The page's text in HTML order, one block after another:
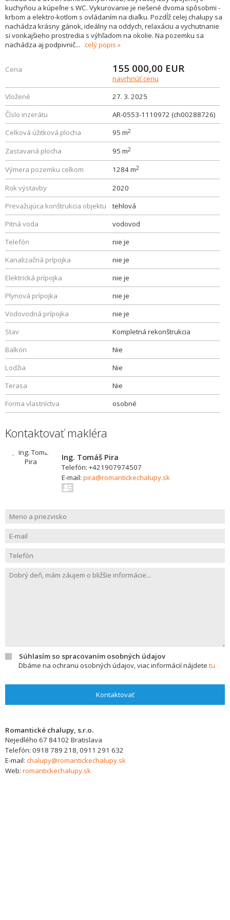
kuchyňou a kúpeľne s WC. Vykurovanie je riešené dvoma spôsobmi -
krbom a elektro-kotlom s ovládaním na diaľku. Pozdĺž celej chalupy sa
nachádza krásny gánok, ideálny na oddych, relaxáciu a vychutnanie
si vonkajšieho prostredia s výhľadom na okolie. Na pozemku sa
nachádza aj podpivnič... celý popis
Cena 155 000,00 EUR
navrhnúť cenu
Vložené
27. 3. 2025
Číslo inzerátu
AR-0553-1110972 (ch00288726)
Celková úžitková plocha
95 m2
Zastavaná plocha 95 m2
Výmera pozemku celkom 1284 m2
Rok výstavby
2020
Prevažujúca konštrukcia objektu
tehlová
Pitná voda
vodovod
Telefón
nie je
Kanalizačná prípojka
nie je
Elektrická prípojka
nie je
Plynová prípojka
nie je
Vodovodná prípojka
nie je
Stav
Kompletná rekonštrukcia
Balkón
Nie
Lodžia
Nie
Terasa
Nie
Forma vlastníctva
osobné
Kontaktovať makléra
Ing. Tomáš Pira
Telefón: +421907974507
E-mail: pira@romantickechalupy.sk
Súhlasím so spracovaním osobných údajov
Dbáme na ochranu osobných údajov, viac informácií nájdete tu
Kontaktovať
Romantické chalupy, s.r.o.
Nejedlého 67 84102 Bratislava
Telefón: 0918 789 218, 0911 291 632
E-mail: chalupy@romantickechalupy.sk
Web: romantickechalupy.sk